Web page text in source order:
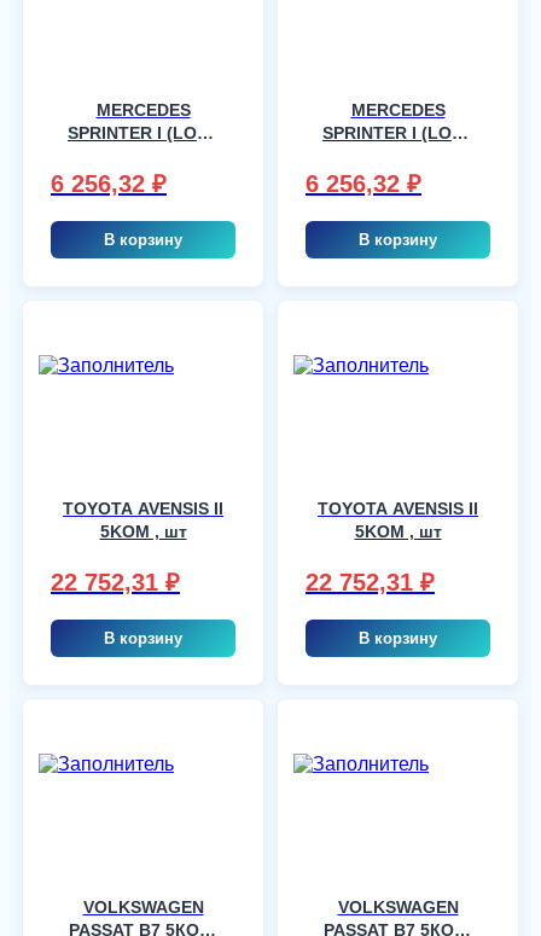
MERCEDES
SPRINTER I (LOW)
6 256,32 ₽
В корзину
MERCEDES
SPRINTER I (LOW)
6 256,32 ₽
В корзину
TOYOTA AVENSIS II
5KOM , шт
22 752,31 ₽
В корзину
TOYOTA AVENSIS II
5KOM , шт
22 752,31 ₽
В корзину
VOLKSWAGEN
PASSAT B7 5КОМ,
VOLKSWAGEN
PASSAT B7 5КОМ,